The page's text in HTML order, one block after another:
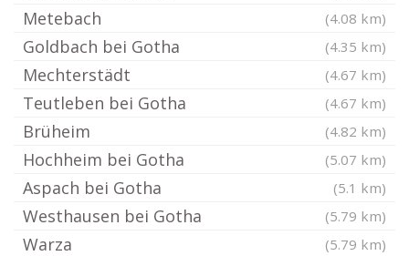
Metebach (4.08 km)
Goldbach bei Gotha (4.35 km)
Mechterstädt (4.67 km)
Teutleben bei Gotha (4.67 km)
Brüheim (4.82 km)
Hochheim bei Gotha (5.07 km)
Aspach bei Gotha (5.1 km)
Westhausen bei Gotha (5.79 km)
Warza (5.79 km)